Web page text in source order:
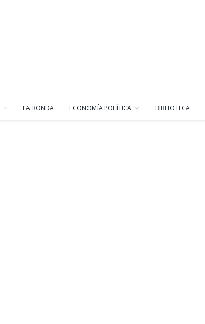
LA RONDA ECONOMÍA POLÍTICA BIBLIOTECA